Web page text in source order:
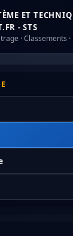
ET
- STS
· Classements ·